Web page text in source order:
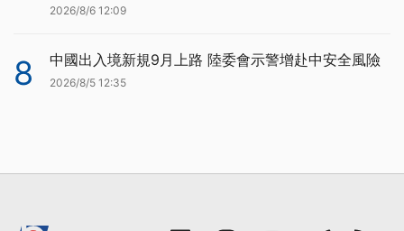
2026/8/6 12:09
8 中國出入境新規9月上路 陸委會示警增赴中安全風險
2026/8/5 12:35